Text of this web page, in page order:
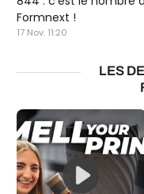
Formnext !
17 Nov. 11:20
LES